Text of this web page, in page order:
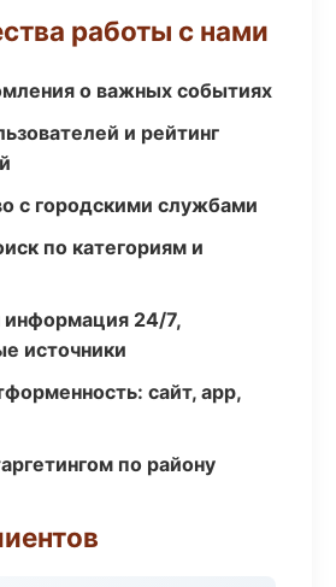
работы с нами
о важных событиях
и рейтинг
с городскими службами
по категориям и
информация 24/7,
источники
сайт, app,
по району